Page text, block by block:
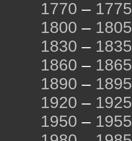
1770 – 1775
1800 – 1805
1830 – 1835
1860 – 1865
1890 – 1895
1920 – 1925
1950 – 1955